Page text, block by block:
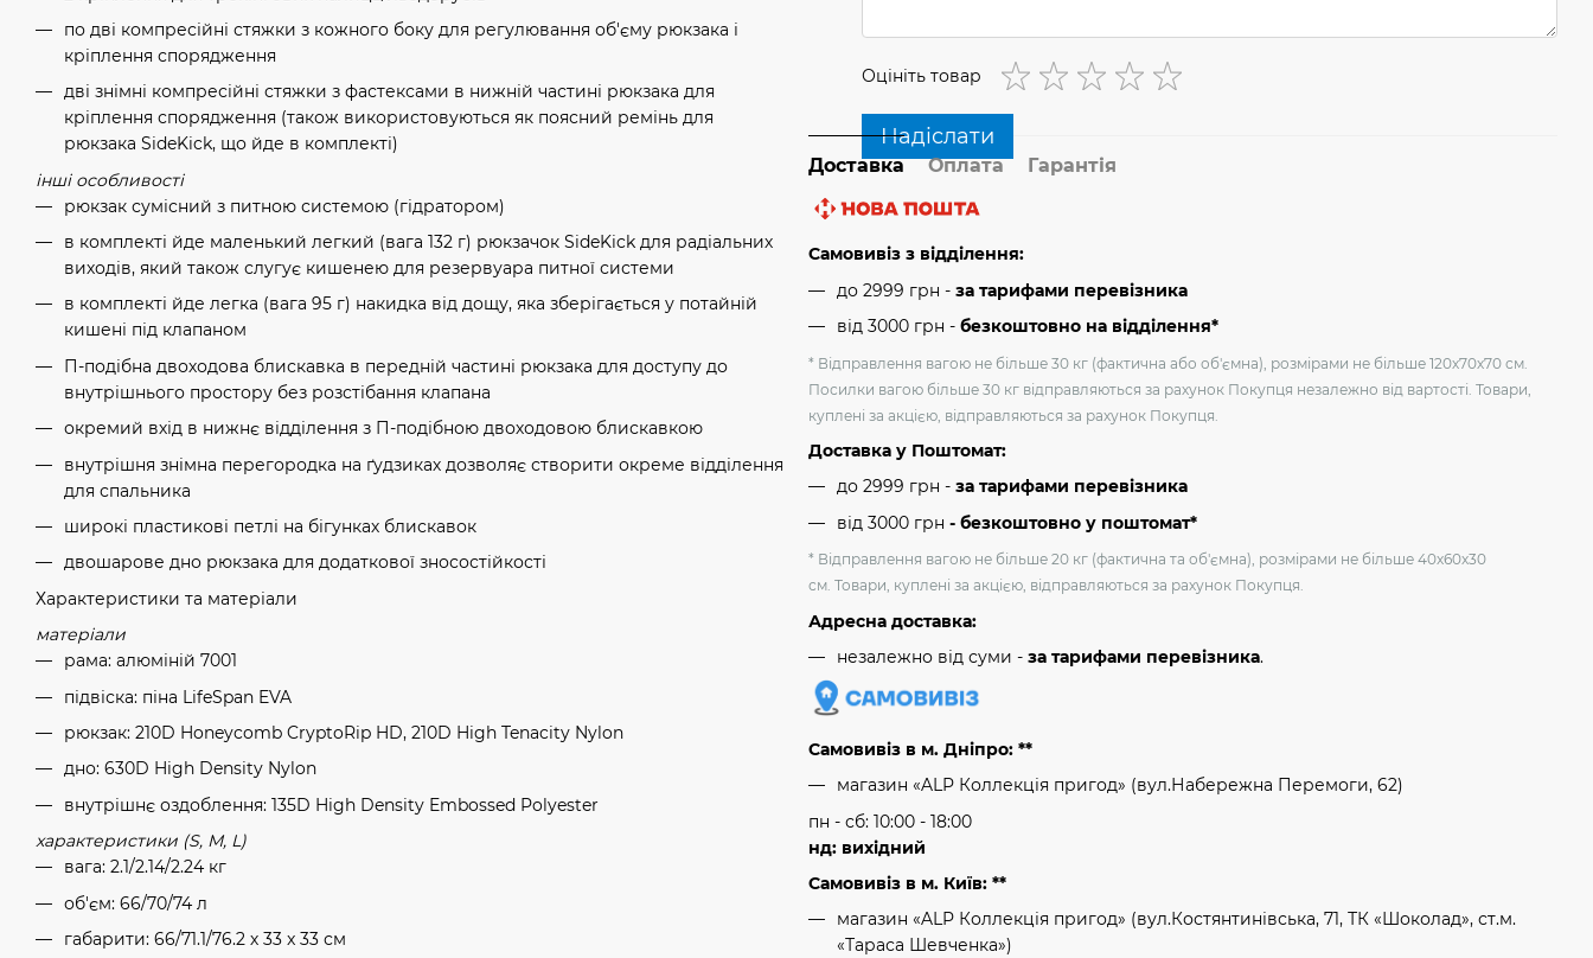
по дві компресійні стяжки з кожного боку для регулювання об'єму рюкзака і
кріплення спорядження
дві знімні компресійні стяжки з фастексами в нижній частині рюкзака для
кріплення спорядження (також використовуються як поясний ремінь для
рюкзака SideKick, що йде в комплекті)
інші особливості
рюкзак сумісний з питною системою (гідратором)
в комплекті йде маленький легкий (вага 132 г) рюкзачок SideKick для радіальних
виходів, який також слугує кишенею для резервуара питної системи
в комплекті йде легка (вага 95 г) накидка від дощу, яка зберігається у потайній
кишені під клапаном
П-подібна двоходова блискавка в передній частині рюкзака для доступу до
внутрішнього простору без розстібання клапана
окремий вхід в нижнє відділення з П-подібною двоходовою блискавкою
внутрішня знімна перегородка на ґудзиках дозволяє створити окреме відділення
для спальника
широкі пластикові петлі на бігунках блискавок
двошарове дно рюкзака для додаткової зносостійкості
Характеристики та матеріали
матеріали
рама: алюміній 7001
підвіска: піна LifeSpan EVA
рюкзак: 210D Honeycomb CryptoRip HD, 210D High Tenacity Nylon
дно: 630D High Density Nylon
внутрішнє оздоблення: 135D High Density Embossed Polyester
характеристики (S, M, L)
вага: 2.1/2.14/2.24 кг
об'єм: 66/70/74 л
габарити: 66/71.1/76.2 х 33 x 33 см
Оцініть товар
Надіслати
Доставка Оплата Гарантія
Самовивіз з відділення:
до 2999 грн - за тарифами перевізника
від 3000 грн - безкоштовно на відділення*
* Відправлення вагою не більше 30 кг (фактична або об'ємна), розмірами не більше 120х70х70 см.
Посилки вагою більше 30 кг відправляються за рахунок Покупця незалежно від вартості. Товари,
куплені за акцією, відправляються за рахунок Покупця.
Доставка у Поштомат:
до 2999 грн - за тарифами перевізника
від 3000 грн - безкоштовно у поштомат*
* Відправлення вагою не більше 20 кг (фактична та об'ємна), розмірами не більше 40х60х30
см. Товари, куплені за акцією, відправляються за рахунок Покупця.
Адресна доставка:
незалежно від суми - за тарифами перевізника.
Самовивіз в м. Дніпро: **
магазин «ALP Коллекція пригод» (вул.Набережна Перемоги, 62)
пн - сб: 10:00 - 18:00
нд: вихідний
Самовивіз в м. Київ: **
магазин «ALP Коллекція пригод» (вул.Костянтинівська, 71, ТК «Шоколад», ст.м.
«Тараса Шевченка»)